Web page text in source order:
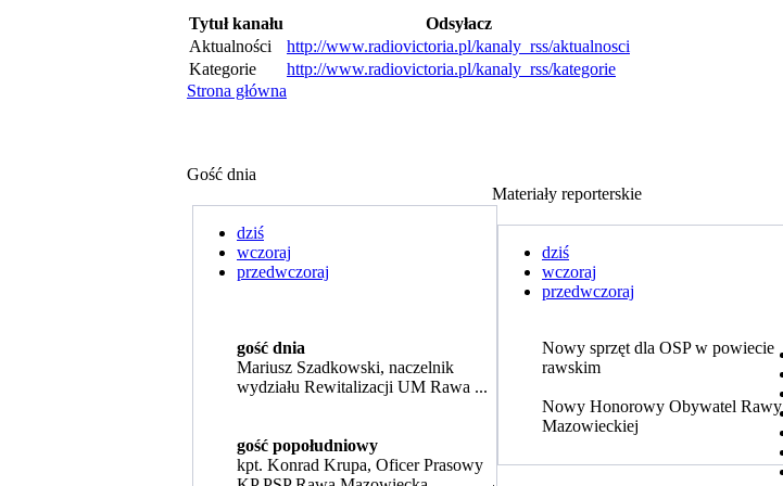
Tytuł kanału
Odsyłacz
Aktualności
http://www.radiovictoria.pl/kanaly_rss/aktualnosci
Kategorie
http://www.radiovictoria.pl/kanaly_rss/kategorie
Strona główna
Gość dnia
dziś
wczoraj
przedwczoraj
gość dnia
Mariusz Szadkowski, naczelnik
wydziału Rewitalizacji UM Rawa ...
gość popołudniowy
kpt. Konrad Krupa, Oficer Prasowy
Materiały reporterskie
dziś
wczoraj
przedwczoraj
Nowy sprzęt dla OSP w powiecie
rawskim
Nowy Honorowy Obywatel Rawy
Mazowieckiej